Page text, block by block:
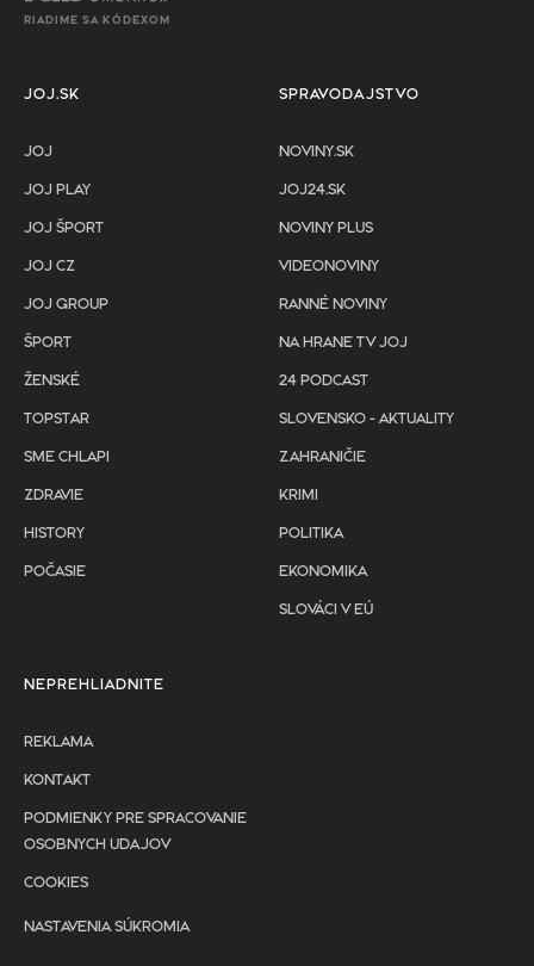
RIADIME SA KÓDEXOM
JOJ.SK
JOJ
JOJ PLAY
JOJ ŠPORT
JOJ CZ
JOJ GROUP
ŠPORT
ŽENSKÉ
TOPSTAR
SME CHLAPI
ZDRAVIE
HISTORY
POČASIE
SPRAVODAJSTVO
NOVINY.SK
JOJ24.SK
NOVINY PLUS
VIDEONOVINY
RANNÉ NOVINY
NA HRANE TV JOJ
24 PODCAST
SLOVENSKO - AKTUALITY
ZAHRANIČIE
KRIMI
POLITIKA
EKONOMIKA
SLOVÁCI V EÚ
NEPREHLIADNITE
REKLAMA
KONTAKT
PODMIENKY PRE SPRACOVANIE
OSOBNYCH UDAJOV
COOKIES
NASTAVENIA SÚKROMIA